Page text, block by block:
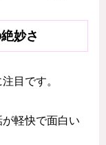
妙さ
目です。
軽快で面白い